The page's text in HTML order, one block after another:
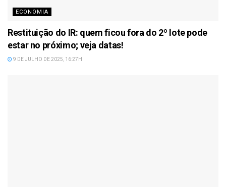
ECONOMIA
Restituição do IR: quem ficou fora do 2º lote pode
estar no próximo; veja datas!
9 DE JULHO DE 2025, 16:27H